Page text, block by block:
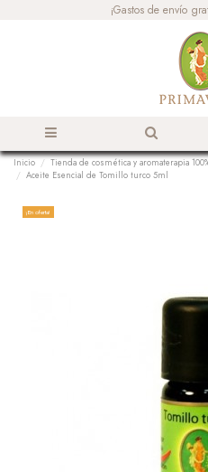
¡Gastos de envío
Inicio Tienda de cosmética y aromaterapia
Aceite Esencial de Tomillo turco 5ml
¡En oferta!